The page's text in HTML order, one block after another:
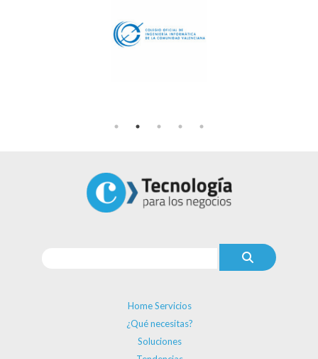
Home Servicios
¿Qué necesitas?
Soluciones